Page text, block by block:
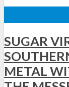
SUGAR
METAL